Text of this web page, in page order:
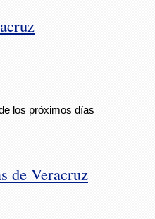
los próximos días
de Veracruz